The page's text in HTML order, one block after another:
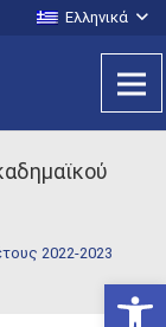
Ελληνικά
2022-2023